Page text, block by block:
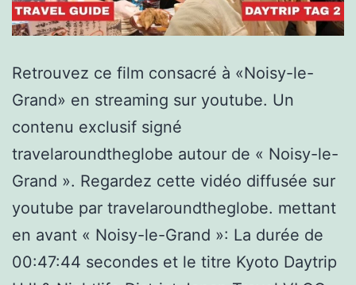
Retrouvez ce film consacré à «Noisy-le-
Grand» en streaming sur youtube. Un
contenu exclusif signé
travelaroundtheglobe autour de « Noisy-le-
Grand ». Regardez cette vidéo diffusée sur
youtube par travelaroundtheglobe. mettant
en avant « Noisy-le-Grand »: La durée de
00:47:44 secondes et le titre Kyoto Daytrip